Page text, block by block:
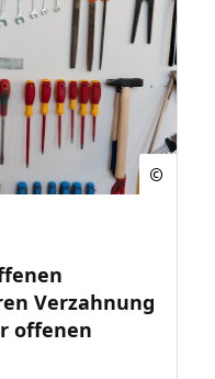
Verzahnung
offenen